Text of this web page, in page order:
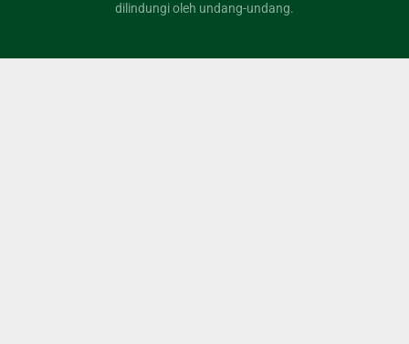
dilindungi oleh undang-undang.